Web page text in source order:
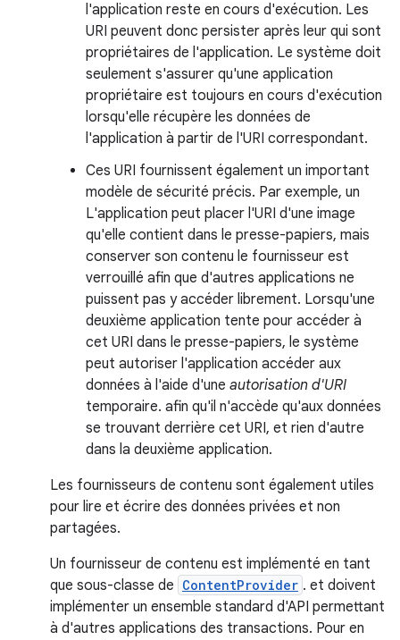
l'application reste en cours d'exécution. Les
URI peuvent donc persister après leur qui sont
propriétaires de l'application. Le système doit
seulement s'assurer qu'une application
propriétaire est toujours en cours d'exécution
lorsqu'elle récupère les données de
l'application à partir de l'URI correspondant.
Ces URI fournissent également un important
modèle de sécurité précis. Par exemple, un
L'application peut placer l'URI d'une image
qu'elle contient dans le presse-papiers, mais
conserver son contenu le fournisseur est
verrouillé afin que d'autres applications ne
puissent pas y accéder librement. Lorsqu'une
deuxième application tente pour accéder à
cet URI dans le presse-papiers, le système
peut autoriser l'application accéder aux
données à l'aide d'une autorisation d'URI
temporaire. afin qu'il n'accède qu'aux données
se trouvant derrière cet URI, et rien d'autre
dans la deuxième application.
Les fournisseurs de contenu sont également utiles
pour lire et écrire des données privées et non
partagées.
Un fournisseur de contenu est implémenté en tant
que sous-classe de ContentProvider . et doivent
implémenter un ensemble standard d'API permettant
à d'autres applications des transactions. Pour en